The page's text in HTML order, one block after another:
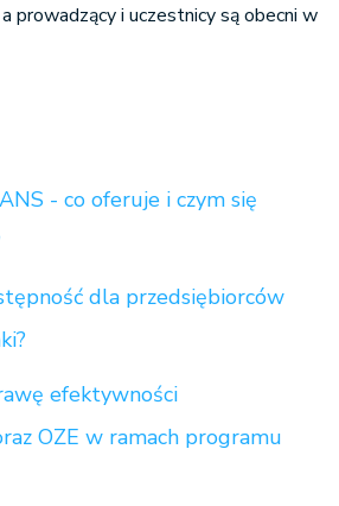
prowadzący i uczestnicy są obecni w
- co oferuje i czym się
dla przedsiębiorców
efektywności
OZE w ramach programu